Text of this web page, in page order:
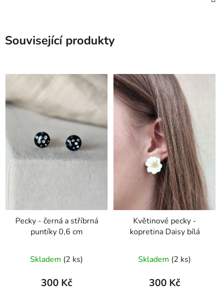
Související produkty
Pecky - černá a stříbrná
puntíky 0,6 cm
Skladem (2 ks)
300 Kč
Květinové pecky -
kopretina Daisy bílá
Skladem (2 ks)
300 Kč